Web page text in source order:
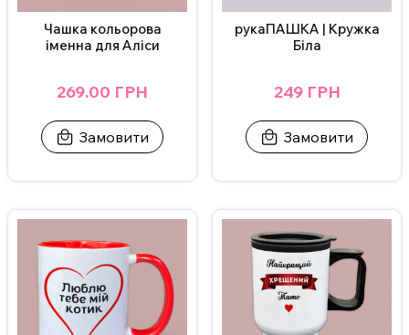
Чашка кольорова
іменна для Аліси
269.00 ГРН
Замовити
рукаПАШКА | Кружка
Біла
249 ГРН
Замовити